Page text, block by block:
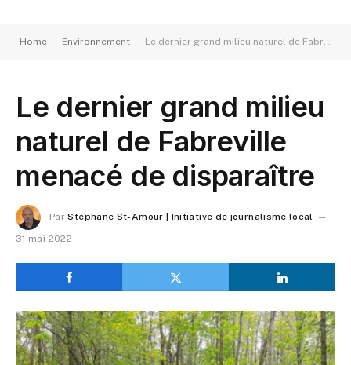
Home - Environnement - Le dernier grand milieu naturel de Fabreville menacé de disparaître
Le dernier grand milieu
naturel de Fabreville
menacé de disparaître
Par Stéphane St-Amour | Initiative de journalisme local
31 mai 2022